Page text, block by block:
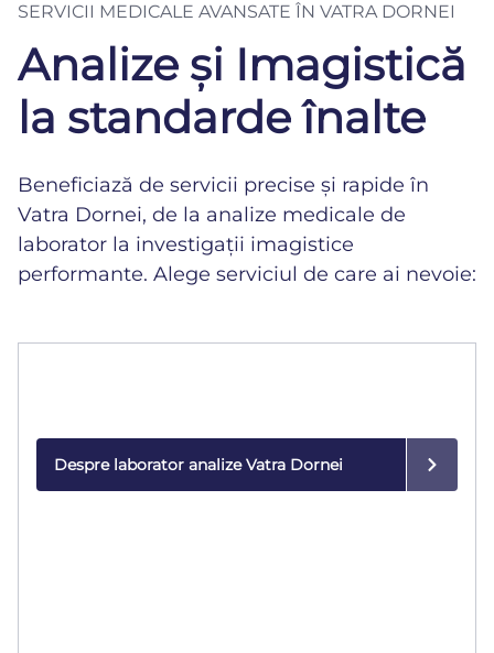
SERVICII MEDICALE AVANSATE ÎN VATRA DORNEI
Analize și Imagistică
la standarde înalte
Beneficiază de servicii precise și rapide în
Vatra Dornei, de la analize medicale de
laborator la investigații imagistice
performante. Alege serviciul de care ai nevoie:
Despre laborator analize Vatra Dornei